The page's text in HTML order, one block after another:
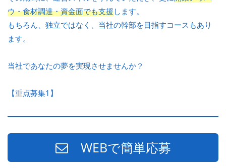
ウ・食材調達・資金面でも支援します。
もちろん、独立ではなく、当社の幹部を目指すコースもあり
ます。
当社であなたの夢を実現させませんか？
【重点募集1】
WEBで簡単応募